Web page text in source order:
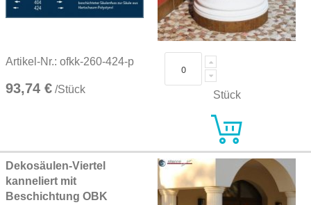
Artikel-Nr.: ofkk-260-424-p
93,74 € /Stück Stück
Dekosäulen-Viertel
kanneliert mit
Beschichtung OBK